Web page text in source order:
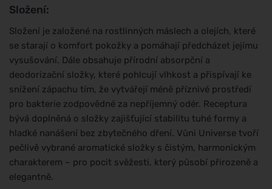
Složení:
Složení je založené na rostlinných máslech a olejích, které
se starají o komfort pokožky a pomáhají předcházet jejímu
vysušování. Dále obsahuje přírodní absorpční a
deodorizační složky, které pohlcují vlhkost a přispívají ke
snížení zápachu tím, že vytvářejí méně příznivé prostředí
pro bakterie zodpovědné za nepříjemný odér. Receptura
bývá doplněná o složky zajišťující stabilitu tuhé formy a
hladké nanášení bez zbytečného dření. Vůni Universe tvoří
pečlivě vybrané aromatické složky s čistým, harmonickým
charakterem – pro pocit svěžesti, který působí přirozeně a
elegantně.